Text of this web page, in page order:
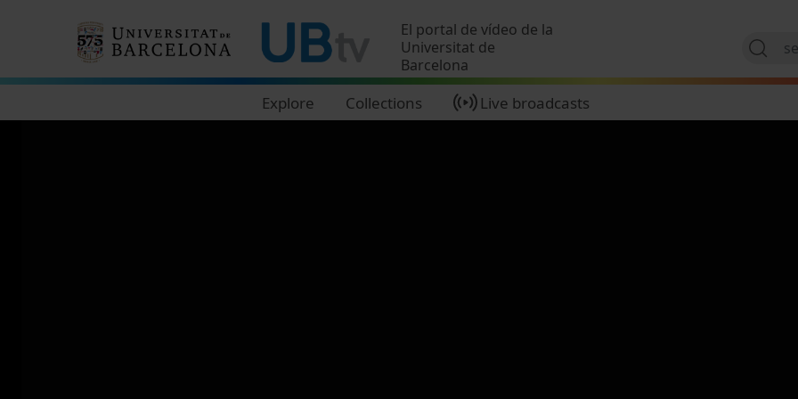
El portal de vídeo de la
Universitat de
Barcelona
Explore Collections Live broadcasts